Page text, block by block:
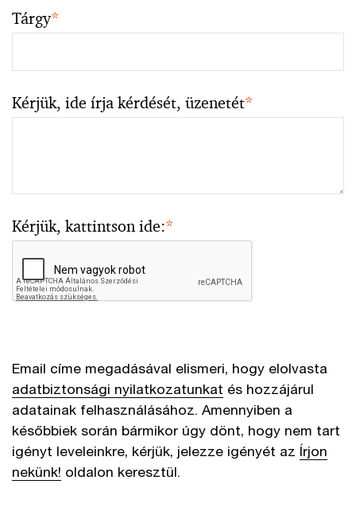
Tárgy*
Kérjük, ide írja kérdését, üzenetét*
Kérjük, kattintson ide:*
Email címe megadásával elismeri, hogy elolvasta
adatbiztonsági nyilatkozatunkat és hozzájárul
adatainak felhasználásához. Amennyiben a
későbbiek során bármikor úgy dönt, hogy nem tart
igényt leveleinkre, kérjük, jelezze igényét az Írjon
nekünk! oldalon keresztül.